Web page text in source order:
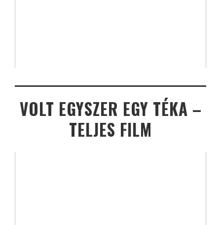
VOLT EGYSZER EGY TÉKA –
TELJES FILM